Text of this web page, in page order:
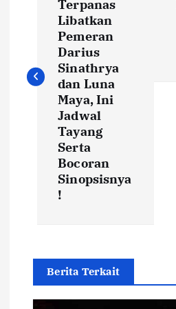
n
a
t
Terpanas
Libatkan
Pemeran
Darius
Sinathrya
dan Luna
Maya, Ini
Jadwal
Tayang
Serta
Bocoran
Sinopsisnya
!
Berita Terkait